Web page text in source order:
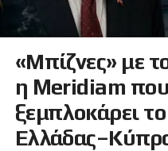
«Μπίζνες» με
η Meridiam που
ξεμπλοκάρει